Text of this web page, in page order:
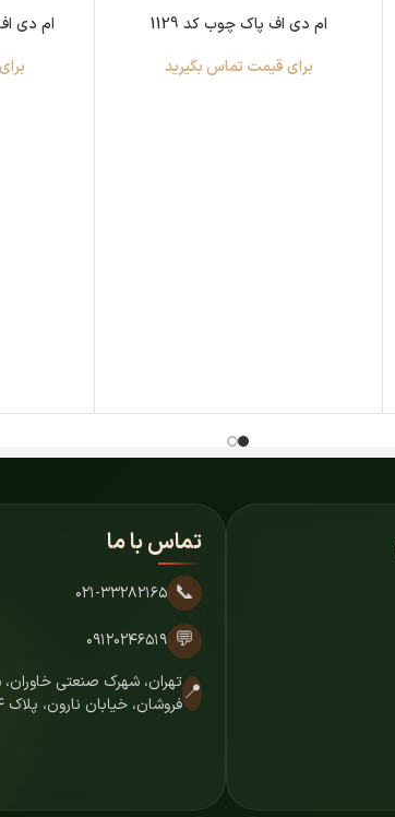
ام دی اف پاک چوب کد 1129
برای قیمت تماس بگیرید
ام دی اف
تماس با ما
📞 ۰۲۱-۳۳۲۸۲۱۶۵
💬 ۰۹۱۲۰۲۴۶۵۱۹
📍تهران، شهرک صنعتی
فروشان، خیابان نارون، پلاک ۷۲۰۴